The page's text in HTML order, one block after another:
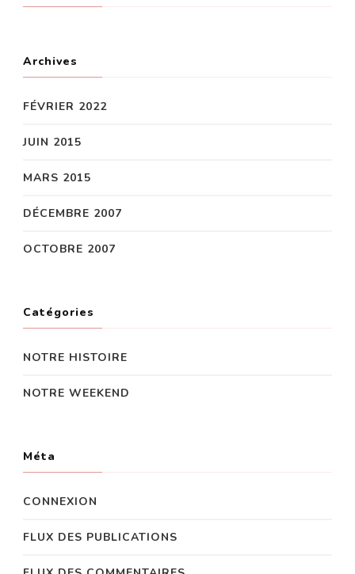
Archives
FÉVRIER 2022
JUIN 2015
MARS 2015
DÉCEMBRE 2007
OCTOBRE 2007
Catégories
NOTRE HISTOIRE
NOTRE WEEKEND
Méta
CONNEXION
FLUX DES PUBLICATIONS